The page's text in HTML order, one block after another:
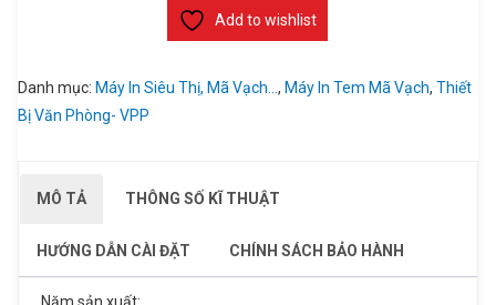
Add to wishlist
Danh mục: Máy In Siêu Thị, Mã Vạch... , Máy In Tem Mã Vạch, Thiết
Bị Văn Phòng- VPP
MÔ TẢ THÔNG SỐ KĨ THUẬT
HƯỚNG DẪN CÀI ĐẶT CHÍNH SÁCH BẢO HÀNH